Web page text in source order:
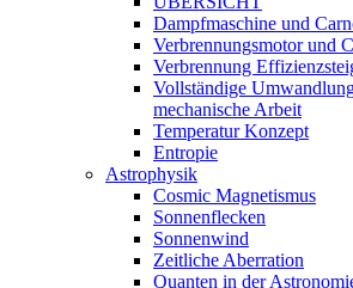
Dampfmaschine und
Verbrennungsmotor und
Verbrennung
Vollständige
mechanische Arbeit
Temperatur Konzept
Entropie
Astrophysik
Cosmic Magnetismus
Sonnenflecken
Sonnenwind
Zeitliche Aberration
Quanten in der